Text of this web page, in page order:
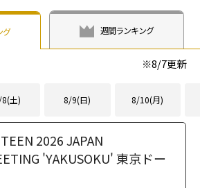
グ 週間ランキング
※8/7更新
土) 8/9(日) 8/10(月)
2026 JAPAN
'YAKUSOKU' 東京ドー